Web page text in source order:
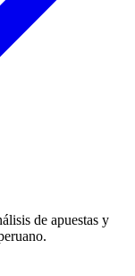
de apuestas y